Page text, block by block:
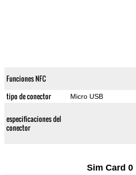
Funciones NFC
tipo de conector Micro USB
especificaciones del
conector
Sim Card 0